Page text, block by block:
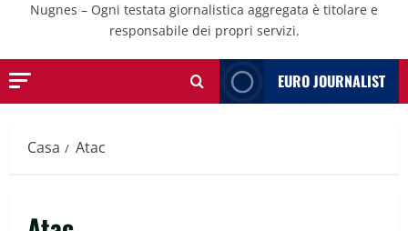
Nugnes – Ogni testata giornalistica aggregata è titolare e
responsabile dei propri servizi.
EURO JOURNALIST
Casa Atac